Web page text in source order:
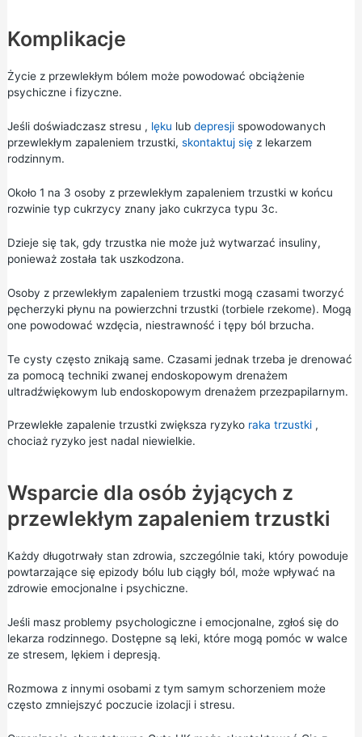
Komplikacje
Życie z przewlekłym bólem może powodować obciążenie
psychiczne i fizyczne.
Jeśli doświadczasz stresu , lęku lub depresjispowodowanych
przewlekłym zapaleniem trzustki, skontaktuj sięz lekarzem
rodzinnym.
Około 1 na 3 osoby z przewlekłym zapaleniem trzustki w końcu
rozwinie typ cukrzycy znany jako cukrzyca typu 3c.
Dzieje się tak, gdy trzustka nie może już wytwarzać insuliny,
ponieważ została tak uszkodzona.
Osoby z przewlekłym zapaleniem trzustki mogą czasami tworzyć
pęcherzyki płynu na powierzchni trzustki (torbiele rzekome). Mogą
one powodować wzdęcia, niestrawność i tępy ból brzucha.
Te cysty często znikają same. Czasami jednak trzeba je drenować
za pomocą techniki zwanej endoskopowym drenażem
ultradźwiękowym lub endoskopowym drenażem przezpapilarnym.
Przewlekłe zapalenie trzustki zwiększa ryzyko raka trzustki,
chociaż ryzyko jest nadal niewielkie.
Wsparcie dla osób żyjących z
przewlekłym zapaleniem trzustki
Każdy długotrwały stan zdrowia, szczególnie taki, który powoduje
powtarzające się epizody bólu lub ciągły ból, może wpływać na
zdrowie emocjonalne i psychiczne.
Jeśli masz problemy psychologiczne i emocjonalne, zgłoś się do
lekarza rodzinnego. Dostępne są leki, które mogą pomóc w walce
ze stresem, lękiem i depresją.
Rozmowa z innymi osobami z tym samym schorzeniem może
często zmniejszyć poczucie izolacji i stresu.